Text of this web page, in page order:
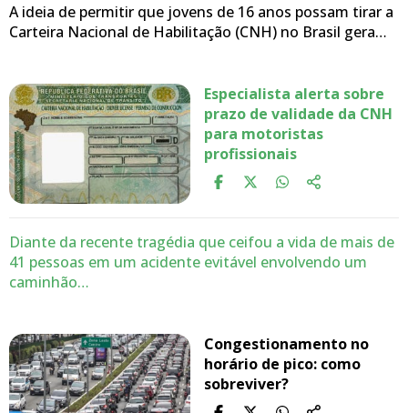
A ideia de permitir que jovens de 16 anos possam tirar a
Carteira Nacional de Habilitação (CNH) no Brasil gera…
Especialista alerta sobre
prazo de validade da CNH
para motoristas
profissionais
Diante da recente tragédia que ceifou a vida de mais de
41 pessoas em um acidente evitável envolvendo um
caminhão…
Congestionamento no
horário de pico: como
sobreviver?